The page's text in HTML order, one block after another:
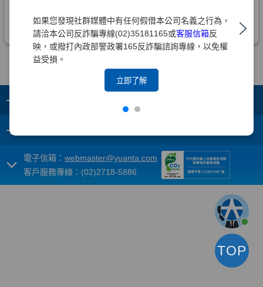
如果您發現社群媒體中有任何假借本公司名義之行為，
請洽本公司反詐騙專線(02)35181165或客服信箱反
映，或撥打內政部警政署165反詐騙諮詢專線，以免權
益受損。
立即了解
+
+
電子信箱： webmaster@yuanta.com
客戶服務專線：(02)2718-5886
TOP